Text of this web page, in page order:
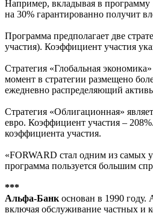
Например, вкладывая в программу
на 30% гарантированно получит
Программа предполагает две
участия). Коэффициент участия
Стратегия «Глобальная
момент в стратегии размещено
ежедневно распределяющий
Стратегия «Облигационная»
евро. Коэффициент участия –
коэффициента участия.
«FORWARD стал одним из самых
программа пользуется большим
***
Альфа-Банк основан в 1990
включая обслуживание частных и